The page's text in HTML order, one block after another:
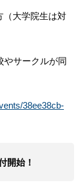
大学院生は対
サークルが同
38ee38cb-
開始！